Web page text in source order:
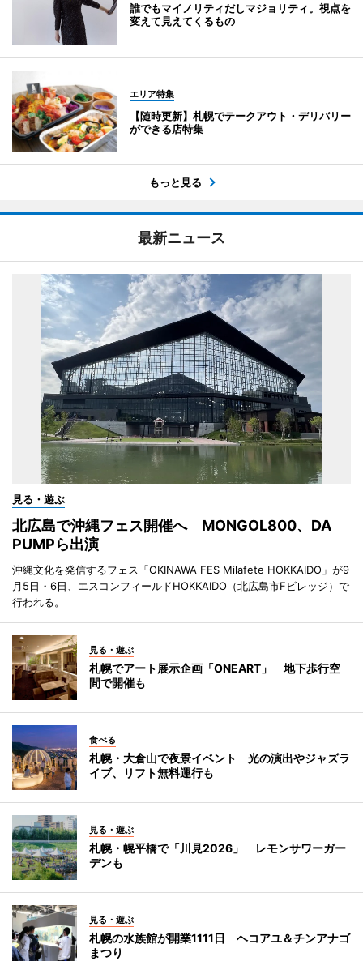
誰でもマイノリティだしマジョリティ。視点を
変えて見えてくるもの
エリア特集
【随時更新】札幌でテークアウト・デリバリー
ができる店特集
もっと見る
最新ニュース
見る・遊ぶ
北広島で沖縄フェス開催へ MONGOL800、DA
PUMPら出演
沖縄文化を発信するフェス「OKINAWA FES Milafete HOKKAIDO」が9
月5日・6日、エスコンフィールドHOKKAIDO（北広島市Fビレッジ）で
行われる。
見る・遊ぶ
札幌でアート展示企画「ONEART」 地下歩行空
間で開催も
食べる
札幌・大倉山で夜景イベント 光の演出やジャズラ
イブ、リフト無料運行も
見る・遊ぶ
札幌・幌平橋で「川見2026」 レモンサワーガー
デンも
見る・遊ぶ
札幌の水族館が開業1111日 ヘコアユ＆チンアナゴ
まつり